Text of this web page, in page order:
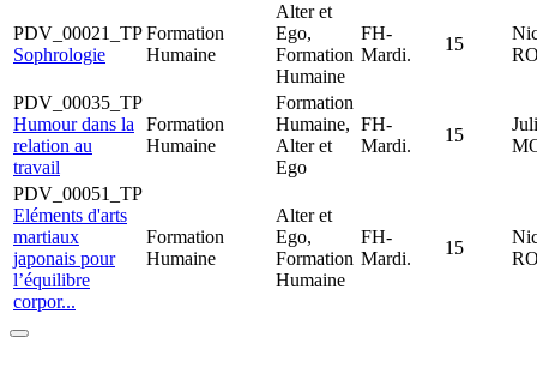
PDV_00021_TP
Sophrologie
Formation
Humaine
Alter et
Ego,
Formation
Humaine
FH-
Mardi.
15
PDV_00035_TP
Humour dans la
relation au
travail
Formation
Humaine
Formation
Humaine,
Alter et
Ego
FH-
Mardi.
15
PDV_00051_TP
Eléments d'arts
martiaux
japonais pour
l’équilibre
corpor...
Formation
Humaine
Alter et
Ego,
Formation
Humaine
FH-
Mardi.
15